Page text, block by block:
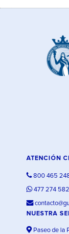
ATENCIÓN
800 465
477 274
NUESTRA
Paseo de la